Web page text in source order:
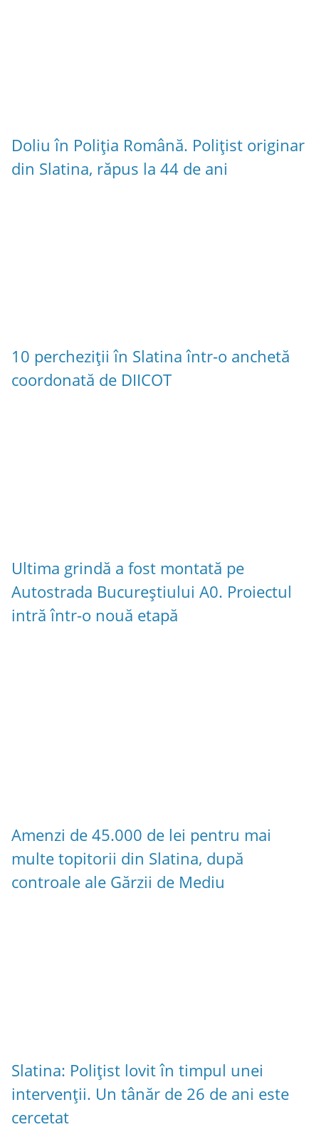
Doliu în Poliția Română. Polițist originar
din Slatina, răpus la 44 de ani
10 percheziții în Slatina într-o anchetă
coordonată de DIICOT
Ultima grindă a fost montată pe
Autostrada Bucureștiului A0. Proiectul
intră într-o nouă etapă
Amenzi de 45.000 de lei pentru mai
multe topitorii din Slatina, după
controale ale Gărzii de Mediu
Slatina: Polițist lovit în timpul unei
intervenții. Un tânăr de 26 de ani este
cercetat